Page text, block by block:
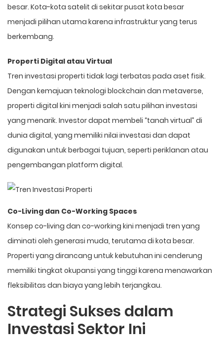
besar. Kota-kota satelit di sekitar pusat kota besar
menjadi pilihan utama karena infrastruktur yang terus
berkembang.
Properti Digital atau Virtual
Tren investasi properti tidak lagi terbatas pada aset fisik.
Dengan kemajuan teknologi blockchain dan metaverse,
properti digital kini menjadi salah satu pilihan investasi
yang menarik. Investor dapat membeli “tanah virtual” di
dunia digital, yang memiliki nilai investasi dan dapat
digunakan untuk berbagai tujuan, seperti periklanan atau
pengembangan platform digital.
Co-Living dan Co-Working Spaces
Konsep co-living dan co-working kini menjadi tren yang
diminati oleh generasi muda, terutama di kota besar.
Properti yang dirancang untuk kebutuhan ini cenderung
memiliki tingkat okupansi yang tinggi karena menawarkan
fleksibilitas dan biaya yang lebih terjangkau.
Strategi Sukses dalam
Investasi Sektor Ini